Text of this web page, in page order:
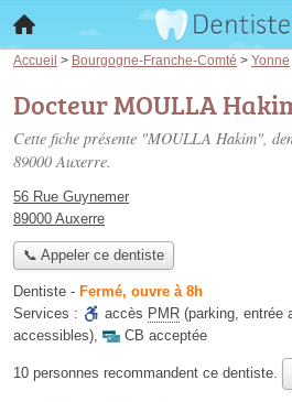
Accueil > Bourgogne-Franche-Comté > Yonne
Docteur MOULLA
Cette fiche présente "MOULLA Hakim",
89000 Auxerre.
56 Rue Guynemer
89000 Auxerre
📞 Appeler ce dentiste
Dentiste - Fermé, ouvre à 8h
Services :
accès PMR (parking, entrée
accessibles), CB acceptée
10 personnes recommandent ce dentiste.